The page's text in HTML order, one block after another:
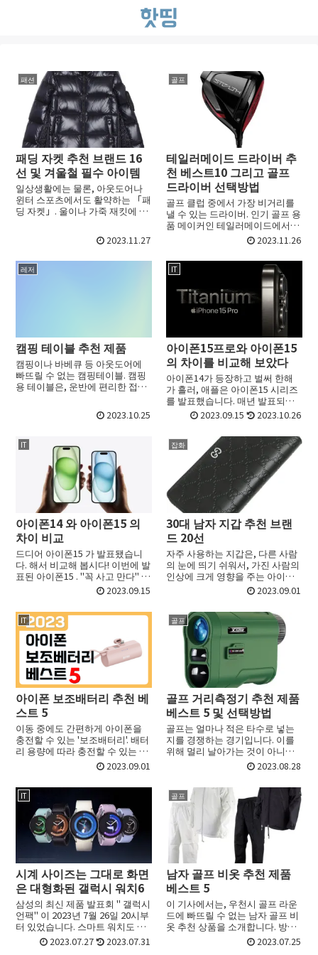
패션
패딩 자켓 추천 브랜드 16
선 및 겨울철 필수 아이템
일상생활에는 물론, 아웃도어나
윈터 스포츠에서도 활약하는 「패
딩 자켓」. 울이나 가죽 재킷에 비
한 번 입으면 푹 빠지게 될 만큼 편
리한 겨울 필수 아이템입니다. 패
2023.11.27
골프
테일러메이드 드라이버 추
천 베스트10 그리고 골프
드라이버 선택방법
골프 클럽 중에서 가장 비거리를
낼 수 있는 드라이버. 인기 골프 용
품 메이커인 테일러메이드에서도
다양한 제품이 전개되고 있습니
다. 그러나 제품에 따라 특징이 다
르기 때문에, 어떤 제품을 선택해
야 할 지 어려울 때가...
2023.11.26
레저
캠핑 테이블 추천 제품
캠핑이나 바베큐 등 아웃도어에
빠뜨릴 수 없는 캠핑테이블. 캠핑
용 테이블은, 운반에 편리한 접이
는 디자인과 소재에 고집한 고급
의 테이블도 늘고 있습니다. 이번
2023.10.25
IT
아이폰15프로와 아이폰15
의 차이를 비교해 보았다
아이폰14가 등장하고 벌써 한해
가 흘러, 애플은 아이폰15 시리즈
를 발표했습니다. 매년 발표되는
아이폰들은 해를 지나면서 진화하
고 있는데요. 이번에는 아이폰15
와 아이폰15 프로의 차이를 알아
보도록 하겠습니다. 아...
2023.09.15 2023.10.26
IT
아이폰14 와 아이폰15 의
차이 비교
드디어 아이폰15 가 발표됐습니
다. 해서 비교해 봅시다! 이번에 발
표된 아이폰15 . "꼭 사고 만다" 고
의욕을 불태우고 있는 분도 많을
것 같습니다. 하지만 잠깐만 기다
리세요. 정말 아이폰15 이 필요할
까요?? 어...
2023.09.15
잡화
30대 남자 지갑 추천 브랜
드 20선
자주 사용하는 지갑은, 다른 사람
의 눈에 띄기 쉬워서, 가진 사람의
인상에 크게 영향을 주는 아이템
입니다. 그래서 디자인이나 소재
를 숙고해서 자신의 나이에 어울
리는 제품을 선택하는 것이 좋습
니다. 이번에는, 30대 ...
2023.09.01
IT
아이폰 보조배터리 추천 베
스트 5
이동 중에도 간편하게 아이폰을
충전할 수 있는 '보조배터리'. 배터
리 용량에 따라 충전할 수 있는 횟
수가 다른데요. 경량으로 운반에
적합한 모델이나, 급속 충전에 대
응한 모델 등 다양한 모델이 있기
때문에, 선택에 ...
2023.09.01
골프
골프 거리측정기 추천 제품
베스트 5 및 선택방법
골프는 얼마나 적은 타수로 넣는
지를 경쟁하는 경기입니다. 이를
위해 멀리 날아가는 것이 아니라
컵으로의 정확한 거리를 치는 것
이 가장 중요한 포인트가 되는데
요. 그 정확한 거리를 치기 위해서
는 우선 정확한 거리를 알...
2023.08.28
IT
시계 사이즈는 그대로 화면
은 대형화된 갤럭시 워치6
삼성의 최신 제품 발표회 " 갤럭시
언팩" 이 2023년 7월 26일 20시부
터 있었습니다. 스마트 워치도 신
형 스마트워치 '갤럭시 워치6'과
'갤럭시 워치6 클래식'을 발표했습
2023.07.27 2023.07.31
골프
남자 골프 비옷 추천 제품
베스트 5
이 기사에서는, 우천시 골프 라운
드에 빠뜨릴 수 없는 남자 골프 비
옷 추천 상품을 소개합니다. 방수
성능은 물론, 최근에는 통기성이
나 스트레치성 등 기능성이 뛰어
2023.07.25